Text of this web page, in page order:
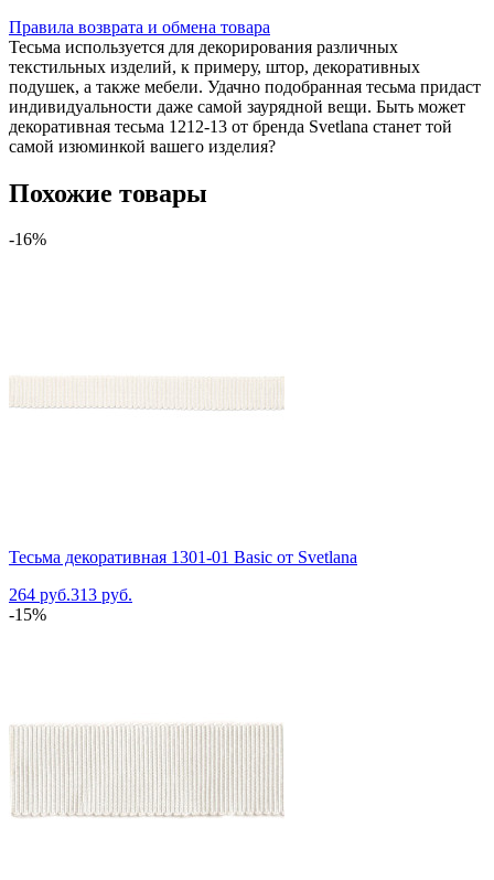
Правила возврата и обмена товара
Тесьма используется для декорирования различных
текстильных изделий, к примеру, штор, декоративных
подушек, а также мебели. Удачно подобранная тесьма придаст
индивидуальности даже самой заурядной вещи. Быть может
декоративная тесьма 1212-13 от бренда Svetlana станет той
самой изюминкой вашего изделия?
Похожие товары
-16%
Тесьма декоративная 1301-01 Basic от Svetlana
264 руб.313 руб.
-15%